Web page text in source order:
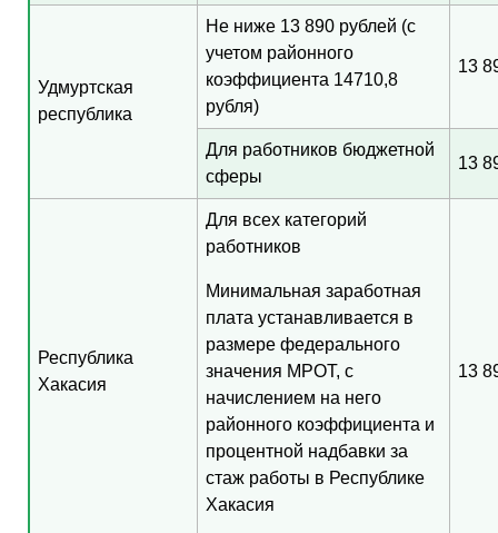
Удмуртская
республика
Не ниже 13 890 рублей (с
учетом районного
коэффициента 14710,8
рубля)
13
Для работников бюджетной
сферы
13
Республика
Хакасия
Для всех категорий
работников
Минимальная заработная
плата устанавливается в
размере федерального
значения МРОТ, с
начислением на него
районного коэффициента и
процентной надбавки за
стаж работы в Республике
Хакасия
13